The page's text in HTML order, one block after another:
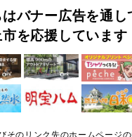
バナー広告を通し
市を応援しています
そのリンク先のホームページ